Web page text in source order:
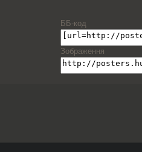
ББ-код
Зображення